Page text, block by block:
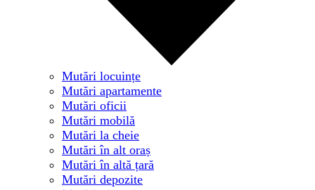
Mutări locuințe
Mutări apartamente
Mutări oficii
Mutări mobilă
Mutări la cheie
Mutări în alt oraș
Mutări în altă țară
Mutări depozite